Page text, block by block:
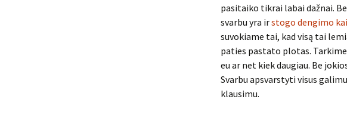
pasitaiko tikrai labai dažnai.
svarbu yra irstogo dengimo
suvokiame tai, kad visą tai
paties pastato plotas.
eu ar net kiek daugiau. Be
Svarbu apsvarstyti visus
klausimu.